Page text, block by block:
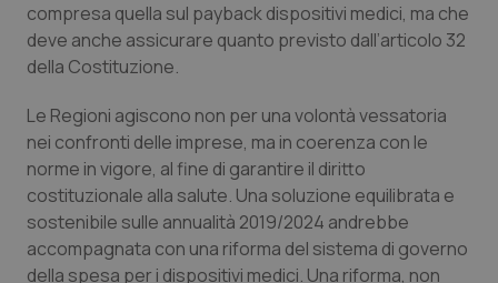
Quotidiano Cardiologia
Quotidiano Chirurgia
Quotidiano Oncologia
Quotidiano Pediatria
Rene & patologie urogenitali
compresa quella sul payback dispositivi medici, ma che
deve anche assicurare quanto previsto dall’articolo 32
della Costituzione.
Le Regioni agiscono non per una volontà vessatoria
nei confronti delle imprese, ma in coerenza con le
norme in vigore, al fine di garantire il diritto
costituzionale alla salute. Una soluzione equilibrata e
sostenibile sulle annualità 2019/2024 andrebbe
accompagnata con una riforma del sistema di governo
della spesa per i dispositivi medici. Una riforma, non